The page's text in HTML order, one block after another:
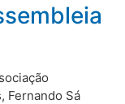
Fernando Sá